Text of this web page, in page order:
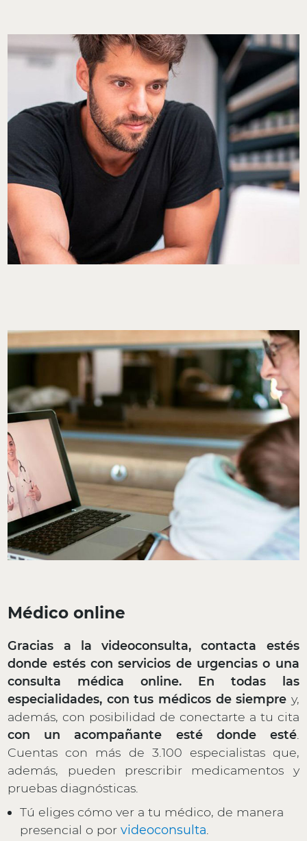
Médico online
Gracias a la videoconsulta, contacta estés
donde estés con servicios de urgencias o una
consulta médica online. En todas las
especialidades, con tus médicos de siempre y,
además, con posibilidad de conectarte a tu cita
con un acompañante esté donde esté.
Cuentas con más de 3.100 especialistas que,
además, pueden prescribir medicamentos y
pruebas diagnósticas.
Tú eliges cómo ver a tu médico, de manera
presencial o por videoconsulta